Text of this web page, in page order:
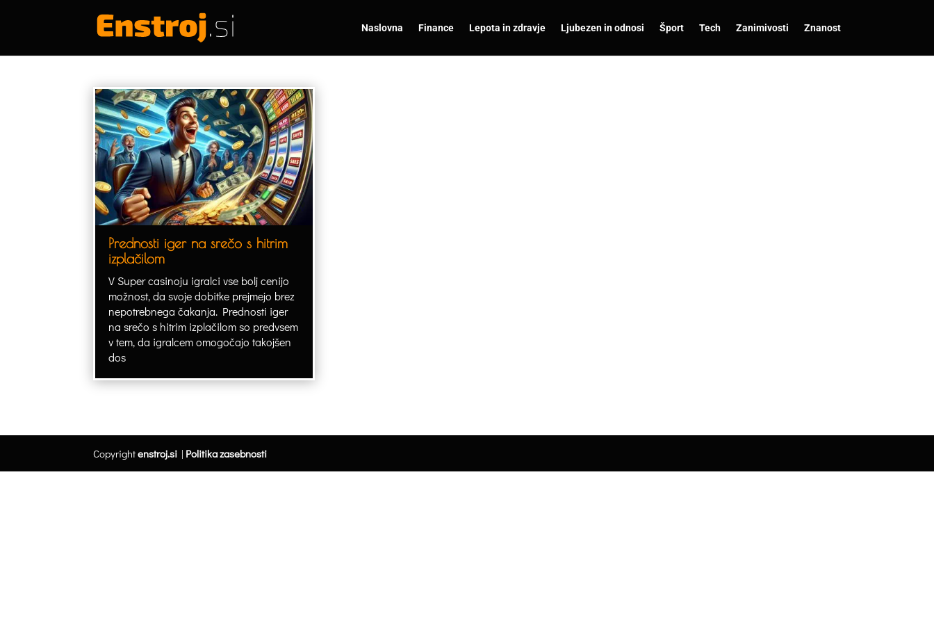
Naslovna Finance Lepota in zdravje Ljubezen in odnosi Šport Tech Zanimivosti Znanost
Prednosti iger na srečo s hitrim
izplačilom
V Super casinoju igralci vse bolj cenijo
možnost, da svoje dobitke prejmejo brez
nepotrebnega čakanja. Prednosti iger
na srečo s hitrim izplačilom so predvsem
v tem, da igralcem omogočajo takojšen
dos
Copyrightenstroj.si | Politika zasebnosti